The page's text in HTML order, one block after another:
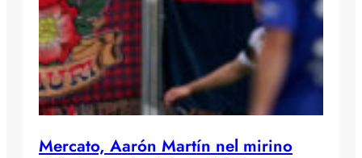
Mercato, Aarón Martín nel mirino